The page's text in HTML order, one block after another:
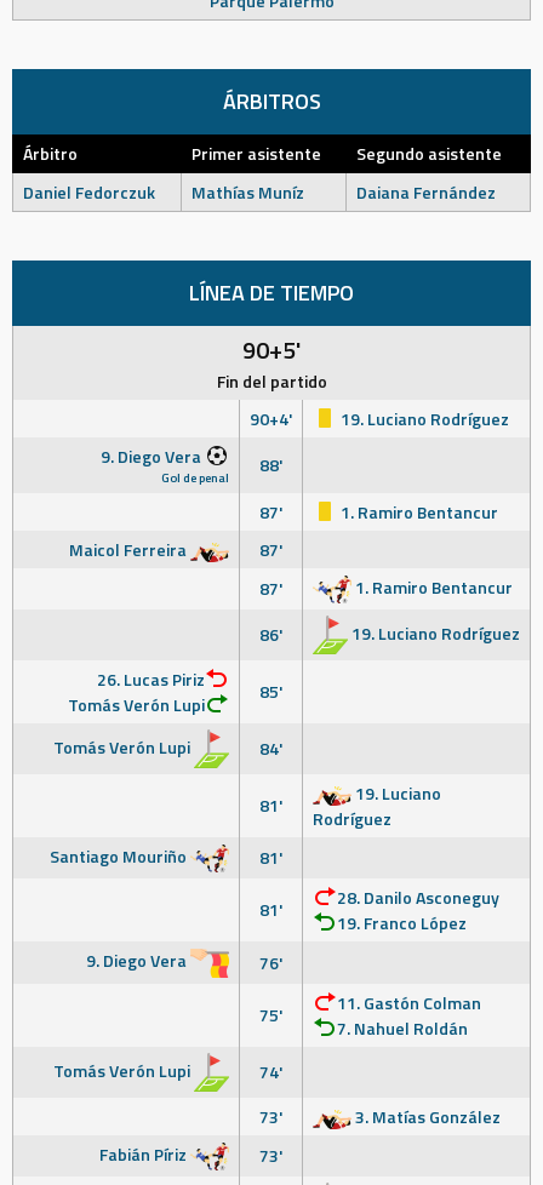
ÁRBITROS
Árbitro Primer asistente
Segundo asistente
Daniel Fedorczuk
Mathías Muníz Daiana Fernández
LÍNEA DE TIEMPO
90+5'
Fin del partido
90+4'
19. Luciano Rodríguez
9. Diego Vera
Gol de penal
88'
87'
1. Ramiro Bentancur
Maicol Ferreira
87'
87'
1. Ramiro Bentancur
86'
19. Luciano Rodríguez
26. Lucas Piriz
Tomás Verón Lupi
85'
Tomás Verón Lupi 84'
81'
19. Luciano
Rodríguez
Santiago Mouriño
81'
81'
28. Danilo Asconeguy
19. Franco López
9. Diego Vera
76'
75'
11. Gastón Colman
7. Nahuel Roldán
Tomás Verón Lupi
74'
73'
3. Matías González
Fabián Píriz
73'